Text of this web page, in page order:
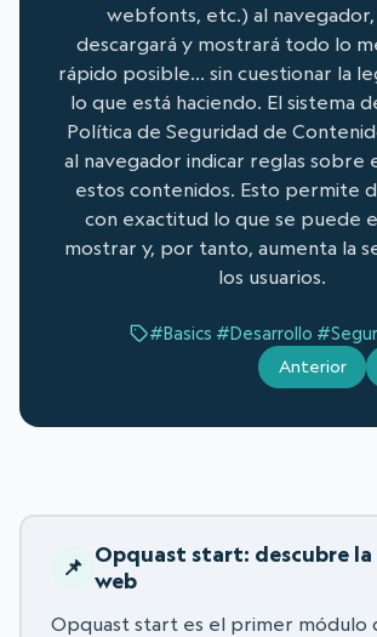
webfonts, etc.) al
descargará y mostrará todo lo
rápido posible... sin cuestionar la
lo que está haciendo. El sistema
Política de Seguridad de
al navegador indicar reglas sobre
estos contenidos. Esto permite
con exactitud lo que se puede
mostrar y, por tanto, aumenta la
los usuarios.
#Basics #Desarrollo
Anterior
Opquast start: descubre
web
Opquast start es el primer módulo